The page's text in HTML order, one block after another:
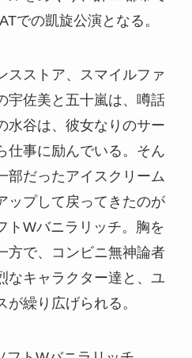
での凱旋公演となる。
スストア、スマイルファ
宇佐美と五十嵐は、噂話
水谷は、彼女なりのサー
仕事に励んでいる。そん
部だったアイスクリーム
ップして戻ってきたのが
トWバニラリッチ。胸を
方で、コンビニ無神論者
なキャラクター達と、ユ
繰り広げられる。